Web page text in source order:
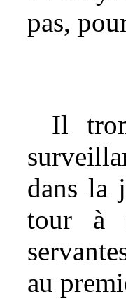
pas,
Il
dans la
tour à
au